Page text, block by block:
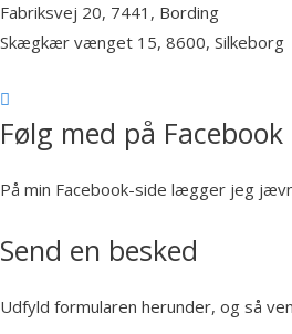
Fabriksvej 20, 7441, Bording
Skægkær vænget 15, 8600, Silkeborg
Følg med på Facebook
På min Facebook-side lægger jeg
Send en besked
Udfyld formularen herunder, og så